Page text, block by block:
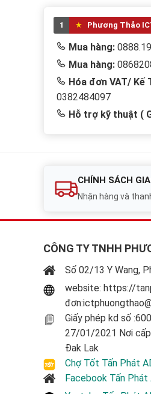
1 Phương Thảo
Mua hàng:
Mua hàng:
Hóa đơn VAT/ Kế
0382484097
Hỗ trợ kỹ thuật (
CHÍNH SÁCH
Nhận hàng và
CÔNG TY TNHH
Số 02/13 Y Wang,
website: https://
Giấy phép kd số
27/01/2021 Nơi
Đak Lak
Chợ Tốt Tấn Phát
Facebook Tấn Phát